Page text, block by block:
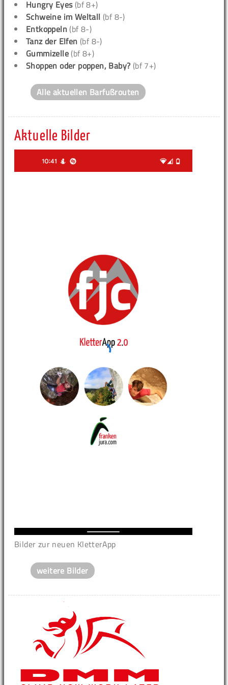
Hungry Eyes(bf 8+)
Schweine im Weltall (bf 8-)
Entkoppeln (bf 8-)
Tanz der Elfen (bf 8-)
Gummizelle (bf 8+)
Shoppen oder poppen, Baby? (bf 7+)
Alle aktuellen Barfußrouten
Aktuelle Bilder
Bilder zur neuen KletterApp
weitere Bilder